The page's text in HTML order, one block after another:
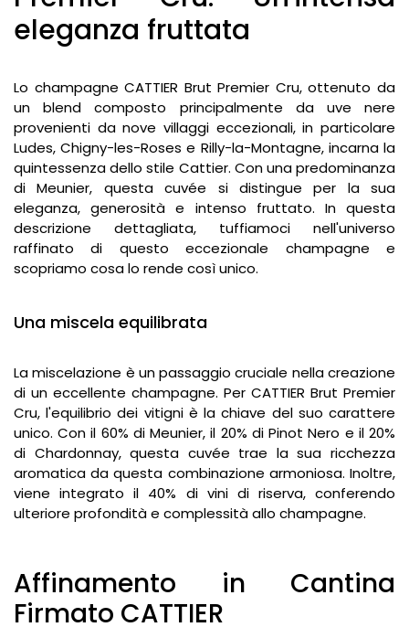
eleganza fruttata
Lo champagne CATTIER Brut Premier Cru, ottenuto da
un blend composto principalmente da uve nere
provenienti da nove villaggi eccezionali, in particolare
Ludes, Chigny-les-Roses e Rilly-la-Montagne, incarna la
quintessenza dello stile Cattier. Con una predominanza
di Meunier, questa cuvée si distingue per la sua
eleganza, generosità e intenso fruttato. In questa
descrizione dettagliata, tuffiamoci nell'universo
raffinato di questo eccezionale champagne e
scopriamo cosa lo rende così unico.
Una miscela equilibrata
La miscelazione è un passaggio cruciale nella creazione
di un eccellente champagne. Per CATTIER Brut Premier
Cru, l'equilibrio dei vitigni è la chiave del suo carattere
unico. Con il 60% di Meunier, il 20% di Pinot Nero e il 20%
di Chardonnay, questa cuvée trae la sua ricchezza
aromatica da questa combinazione armoniosa. Inoltre,
viene integrato il 40% di vini di riserva, conferendo
ulteriore profondità e complessità allo champagne.
Affinamento in Cantina
Firmato CATTIER